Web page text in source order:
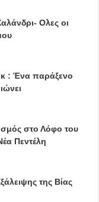
Ολες οι
: Ένα παράξενο
στο Λόφο του
Πεντέλη
της Βίας